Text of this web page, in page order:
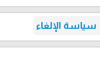
سياسة الإلغاء